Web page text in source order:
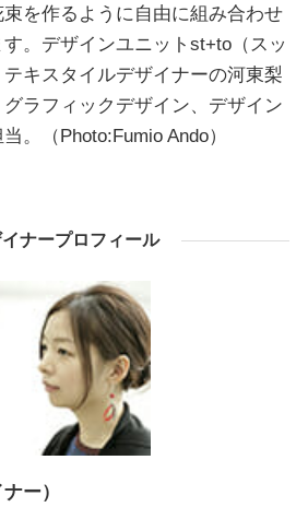
を作るように自由に組み合わせ
。デザインユニットst+to（スッ
テキスタイルデザイナーの河東梨
ラフィックデザイン、デザイン
。（Photo:Fumio Ando）
ナープロフィール
ー）